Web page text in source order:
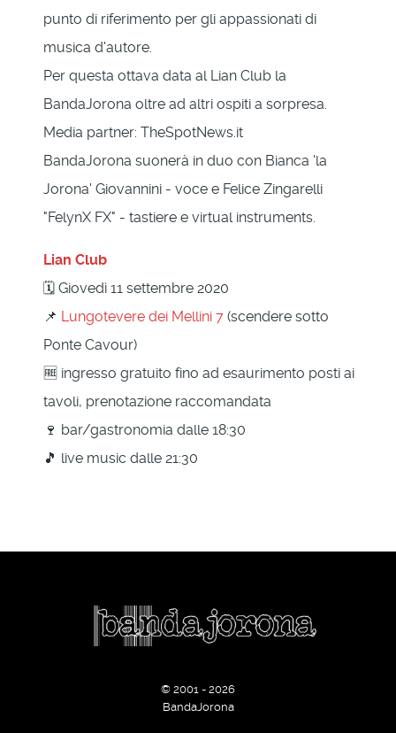
punto di riferimento per gli appassionati di
musica d'autore.
Per questa ottava data al Lian Club la
BandaJorona oltre ad altri ospiti a sorpresa.
Media partner: TheSpotNews.it
BandaJorona suonerà in duo con Bianca 'la
Jorona' Giovannini - voce e Felice Zingarelli
"FelynX FX" - tastiere e virtual instruments.
Lian Club
🗓 Giovedì 11 settembre 2020
📌 Lungotevere dei Mellini 7 (scendere sotto
Ponte Cavour)
🆓 ingresso gratuito fino ad esaurimento posti ai
tavoli, prenotazione raccomandata
🍷 bar/gastronomia dalle 18:30
🎵 live music dalle 21:30
© 2001 - 2026
BandaJorona